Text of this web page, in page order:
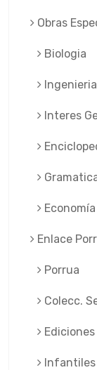
Obras
Biologia
Ingenieria
Interes
Economía
Enlace
Porrua
Colecc.
Infantiles